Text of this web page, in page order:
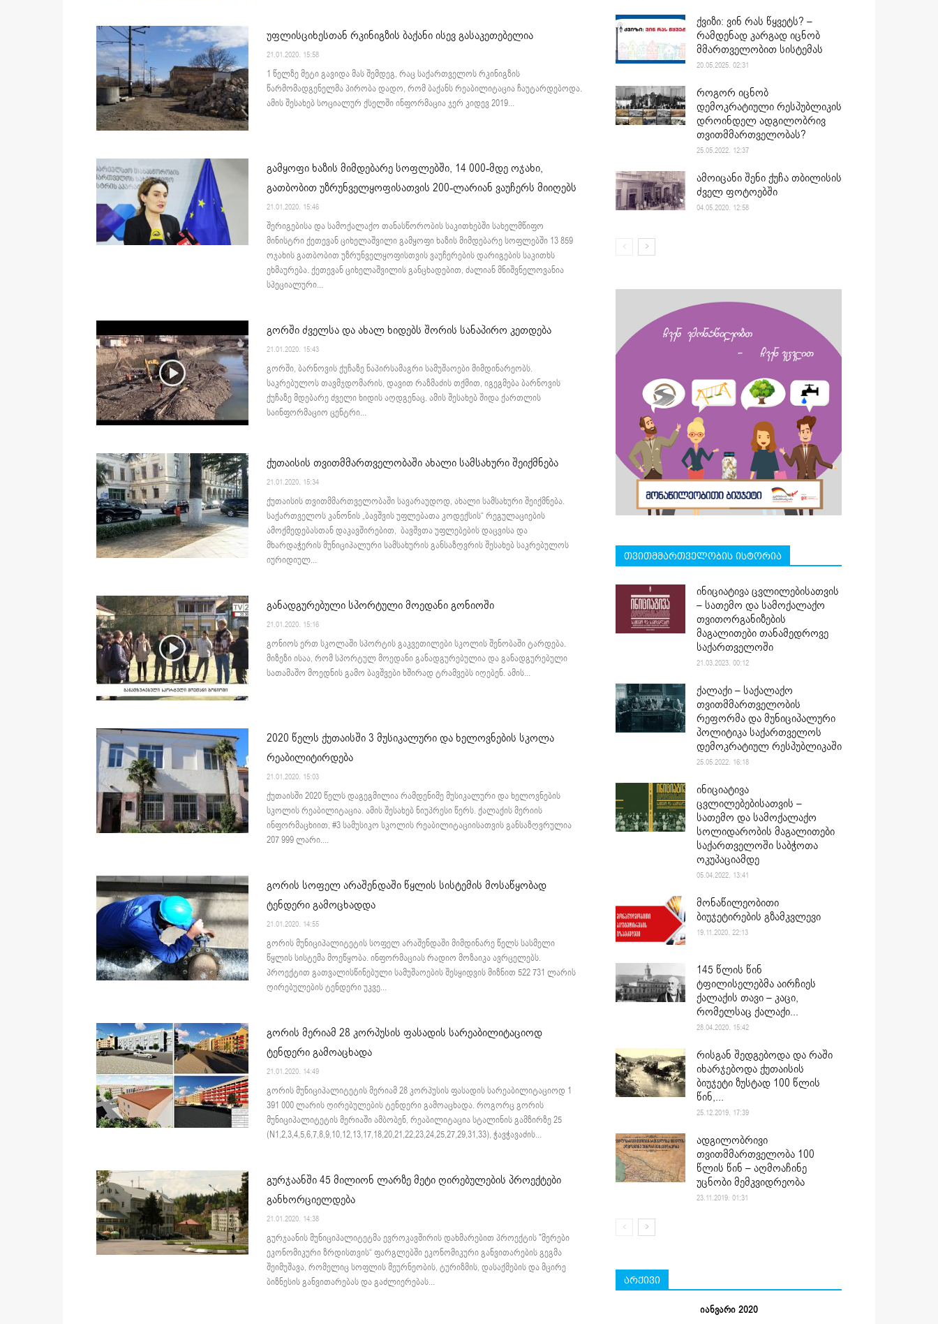
უფლისციხესთან რკინიგზის ბაქანი ისევ გასაკეთებელია
21.01.2020. 15:58
1 წელზე მეტი გავიდა მას შემდეგ, რაც საქართველოს რკინიგზის
წარმომადგენელმა პირობა დადო, რომ ბაქანს რეაბილიტაცია ჩაუტარდებოდა.
ამის შესახებ სოციალურ ქსელში ინფორმაცია ჯერ კიდევ 2019...
გამყოფი ხაზის მიმდებარე სოფლებში, 14 000-მდე ოჯახი,
გათბობით უზრუნველყოფისათვის 200-ლარიან ვაუჩერს მიიღებს
21.01.2020. 15:46
შერიგებისა და სამოქალაქო თანასწორობის საკითხებში სახელმწიფო
მინისტრი ქეთევან ციხელაშვილი გამყოფი ხაზის მიმდებარე სოფლებში 13 859
ოჯახის გათბობით უზრუნველყოფისთვის ვაუჩერების დარიგების საკითხს
ეხმაურება. ქეთევან ციხელაშვილის განცხადებით, ძალიან მნიშვნელოვანია
სპეციალური...
გორში ძველსა და ახალ ხიდებს შორის სანაპირო კეთდება
21.01.2020. 15:43
გორში, ბარნოვის ქუჩაზე ნაპირსამაგრი სამუშაოები მიმდინარეობს.
საკრებულოს თავმჯდომარის, დავით რაზმაძის თქმით, იგეგმება ბარნოვის
ქუჩაზე მდებარე ძველი ხიდის აღდგენაც. ამის შესახებ შიდა ქართლის
საინფორმაციო ცენტრი...
ქუთაისის თვითმმართველობაში ახალი სამსახური შეიქმნება
21.01.2020. 15:34
ქუთაისის თვითმმართველობაში სავარაუდოდ, ახალი სამსახური შეიქმნება.
საქართველოს კანონის „ბავშვის უფლებათა კოდექსის“ რეგულაციების
ამოქმედებასთან დაკავშირებით, ბავშვთა უფლებების დაცვისა და
მხარდაჭერის მუნიციპალური სამსახურის განსაზღვრის შესახებ საკრებულოს
იურიდიულ...
განადგურებული სპორტული მოედანი გონიოში
21.01.2020. 15:16
გონიოს ერთ სკოლაში სპორტის გაკვეთილები სკოლის შენობაში ტარდება.
მიზეზი ისაა, რომ სპორტულ მოედანი განადგურებულია და განადგურებული
სათამაშო მოედნის გამო ბავშვები ხშირად ტრამვებს იღებენ. ამის...
2020 წელს ქუთაისში 3 მუსიკალური და ხელოვნების სკოლა
რეაბილიტირდება
21.01.2020. 15:03
ქუთაისში 2020 წელს დაგეგმილია რამდენიმე მუსიკალური და ხელოვნების
სკოლის რეაბილიტაცია. ამის შესახებ ნიუპრესი წერს. ქალაქის მერიის
ინფორმაცხიით, #3 სამუსიკო სკოლის რეაბილიტაციისათვის განსაზღვრულია
207 999 ლარი....
გორის სოფელ არაშენდაში წყლის სისტემის მოსაწყობად
ტენდერი გამოცხადდა
21.01.2020. 14:55
გორის მუნიციპალიტეტის სოფელ არაშენდაში მიმდინარე წელს სასმელი
წყლის სისტემა მოეწყობა. ინფორმაციას რადიო მოზაიკა ავრცელებს.
პროექტით გათვალისწინებული სამუშაოების შესყიდვის მიზნით 522 731 ლარის
ღირებულების ტენდერი უკვე...
გორის მერიამ 28 კორპუსის ფასადის სარეაბილიტაციოდ
ტენდერი გამოაცხადა
21.01.2020. 14:49
გორის მუნიციპალიტეტის მერიამ 28 კორპუსის ფასადის სარეაბილიტაციოდ 1
391 000 ლარის ღირებულების ტენდერი გამოაცხადა. როგორც გორის
მუნიციპალიტეტის მერიაში ამბობენ, რეაბილიტაცია სტალინის გამზირზე 25
(N1,2,3,4,5,6,7,8,9,10,12,13,17,18,20,21,22,23,24,25,27,29,31,33), ჭავჭავაძის...
გურჯაანში 45 მილიონ ლარზე მეტი ღირებულების პროექტები
განხორციელდება
21.01.2020. 14:38
გურჯაანის მუნიციპალიტეტმა ევროკავშირის დახმარებით პროექტის "მერები
ეკონომიკური ზრდისთვის“ ფარგლებში ეკონომიკური განვითარების გეგმა
შეიმუშავა, რომელიც სოფლის მეურნეობის, ტურიზმის, დასაქმების და მცირე
ბიზნესის განვითარებას და გაძლიერებას...
ქვიზი: ვინ რას წყვეტს? –
რამდენად კარგად იცნობ
მმართველობით სისტემას
20.05.2025. 02:31
როგორ იცნობ
დემოკრატიული რესპუბლიკის
დროინდელ ადგილობრივ
თვითმმართველობას?
25.05.2022. 12:37
ამოიცანი შენი ქუჩა თბილისის
ძველ ფოტოებში
04.05.2020. 12:58
თვითმმართველობის ისტორია
ინიციატივა ცვლილებისათვის
– სათემო და სამოქალაქო
თვითორგანიზების
მაგალითები თანამედროვე
საქართველოში
21.03.2023. 00:12
ქალაქი – საქალაქო
თვითმმართველობის
რეფორმა და მუნიციპალური
პოლიტიკა საქართველოს
დემოკრატიულ რესპუბლიკაში
25.05.2022. 16:18
ინიციატივა
ცვლილებებისათვის –
სათემო და სამოქალაქო
სოლიდარობის მაგალითები
საქართველოში საბჭოთა
ოკუპაციამდე
05.04.2022. 13:41
მონაწილეობითი
ბიუჯეტირების გზამკვლევი
19.11.2020. 22:13
145 წლის წინ
ტფილისელებმა აირჩიეს
ქალაქის თავი – კაცი,
რომელსაც ქალაქი...
28.04.2020. 15:42
რისგან შედგებოდა და რაში
იხარჯებოდა ქუთაისის
ბიუჯეტი ზუსტად 100 წლის
წინ,...
25.12.2019. 17:39
ადგილობრივი
თვითმმართველობა 100
წლის წინ – აღმოაჩინე
უცნობი მემკვიდრეობა
23.11.2019. 01:31
არქივი
იანვარი 2020